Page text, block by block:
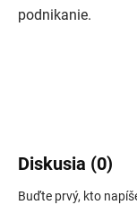
podnikanie.
Diskusia (0)
Buďte prvý, kto